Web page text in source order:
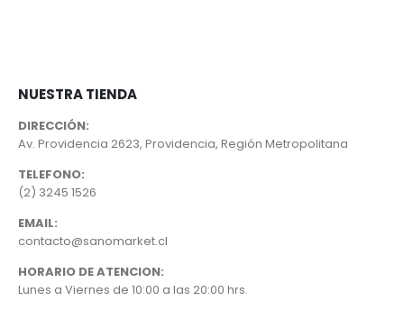
NUESTRA TIENDA
DIRECCIÓN:
Av. Providencia 2623, Providencia, Región Metropolitana
TELEFONO:
(2) 3245 1526
EMAIL:
contacto@sanomarket.cl
HORARIO DE ATENCION:
Lunes a Viernes de 10:00 a las 20:00 hrs.